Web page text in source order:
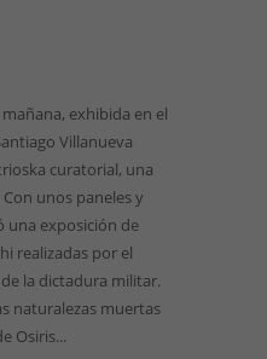
exhibida en el
Villanueva
curatorial, una
unos paneles y
una exposición de
realizadas por el
la dictadura militar.
naturalezas muertas
Osiris...